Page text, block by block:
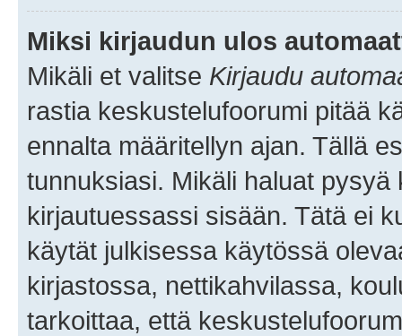
Miksi kirjaudun ulos
Mikäli et valitse Kirjaudu
rastia keskustelufoorumi pitää
ennalta määritellyn ajan. Tällä
tunnuksiasi. Mikäli haluat
kirjautuessassi sisään. Tätä ei
käytät julkisessa käytössä
kirjastossa, nettikahvilassa,
tarkoittaa, että